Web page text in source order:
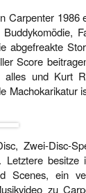
Carpenter 1986
abgefreakte
Score
und Kurt
Machokarikatur
Zwei-Disc-
Letztere
Scenes, ein
zu